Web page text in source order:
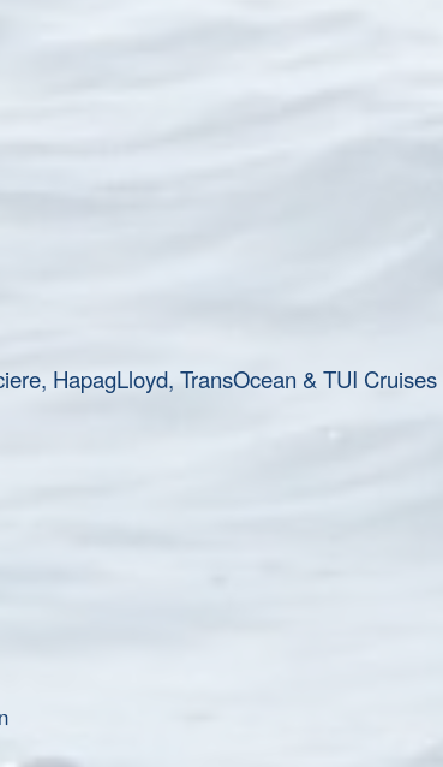
HapagLloyd, TransOcean & TUI Cruises